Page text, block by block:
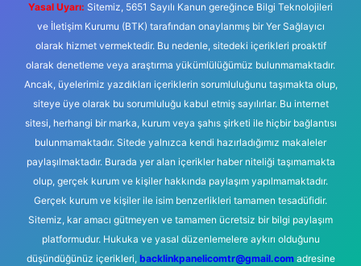
Yasal Uyarı: Sitemiz, 5651 Sayılı Kanun gereğince Bilgi Teknolojileri
ve İletişim Kurumu (BTK) tarafından onaylanmış bir Yer Sağlayıcı
olarak hizmet vermektedir. Bu nedenle, sitedeki içerikleri proaktif
olarak denetleme veya araştırma yükümlülüğümüz bulunmamaktadır.
Ancak, üyelerimiz yazdıkları içeriklerin sorumluluğunu taşımakta olup,
siteye üye olarak bu sorumluluğu kabul etmiş sayılırlar. Bu internet
sitesi, herhangi bir marka, kurum veya şahıs şirketi ile hiçbir bağlantısı
bulunmamaktadır. Sitede yalnızca kendi hazırladığımız makaleler
paylaşılmaktadır. Burada yer alan içerikler haber niteliği taşımamakta
olup, gerçek kurum ve kişiler hakkında paylaşım yapılmamaktadır.
Gerçek kurum ve kişiler ile isim benzerlikleri tamamen tesadüfidir.
Sitemiz, kar amacı gütmeyen ve tamamen ücretsiz bir bilgi paylaşım
platformudur. Hukuka ve yasal düzenlemelere aykırı olduğunu
düşündüğünüz içerikleri, backlinkpanelicomtr@gmail.comadresine